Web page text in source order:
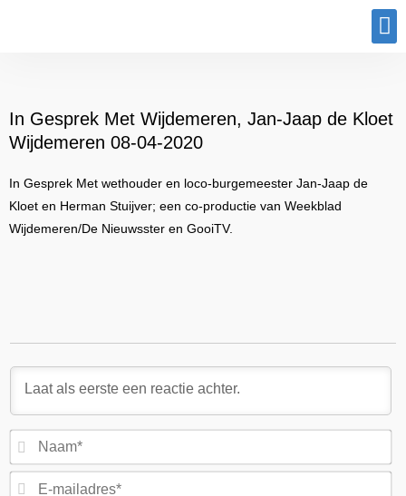
In Gesprek Met Wijdemeren, Jan-Jaap de Kloet
Wijdemeren 08-04-2020
In Gesprek Met wethouder en loco-burgemeester Jan-Jaap de
Kloet en Herman Stuijver; een co-productie van Weekblad
Wijdemeren/De Nieuwsster en GooiTV.